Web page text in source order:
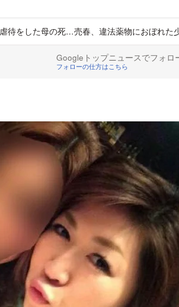
虐待をした母の死…売春、違法薬物におぼれた
Googleトップニュースでフォロ
フォローの仕方はこちら